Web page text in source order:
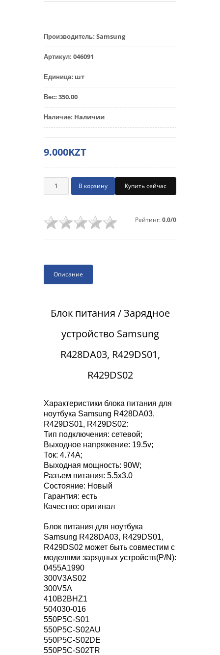
Производитель: Samsung
Артикул: 046091
Единица: шт
Вес: 350.00
Наличие: Наличии
9.000KZT
Купить сейчас
Рейтинг:0.0/0
Описание
Блок питания / Зарядное
устройство Samsung
R428DA03, R429DS01,
R429DS02
Характеристики блока питания для
ноутбука Samsung R428DA03,
R429DS01, R429DS02:
Тип подключения: сетевой;
Выходное напряжение: 19.5v;
Ток: 4.74A;
Выходная мощность: 90W;
Разъем питания: 5.5x3.0
Состояние: Новый
Гарантия: есть
Качество: оригинал
Блок питания для ноутбука
Samsung R428DA03, R429DS01,
R429DS02 может быть совместим с
моделями зарядных устройств(P/N):
0455A1990
300V3AS02
300V5A
410B2BHZ1
504030-016
550P5C-S01
550P5C-S02AU
550P5C-S02DE
550P5C-S02TR